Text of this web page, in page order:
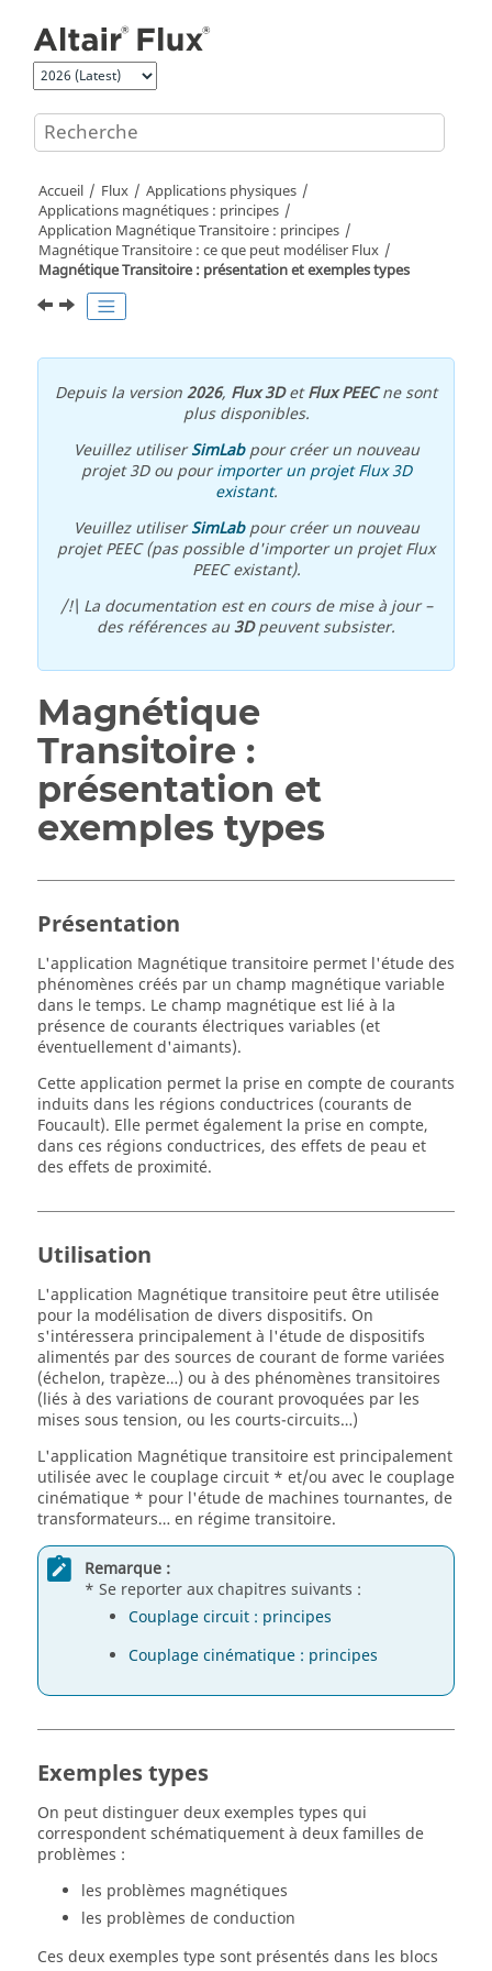
Accueil Flux
Applications physiques
Applications magnétiques : principes
Application Magnétique Transitoire : principes
Magnétique Transitoire : ce que peut modéliser Flux
Magnétique Transitoire : présentation et exemples types
Depuis la version2026, Flux 3DetFlux PEECne sont
plus disponibles.
Veuillez utiliserSimLabpour créer un nouveau
projet 3D ou pourimporter un projet Flux 3D
existant.
Veuillez utiliserSimLabpour créer un nouveau
projet PEEC (pas possible d'importer un projet Flux
PEEC existant).
/!\ La documentation est en cours de mise à jour –
des références au3Dpeuvent subsister.
Magnétique
Transitoire :
présentation et
exemples types
Présentation
L'application Magnétique transitoire permet l'étude des
phénomènes créés par un champ magnétique variable
dans le temps. Le champ magnétique est lié à la
présence de courants électriques variables (et
éventuellement d'aimants).
Cette application permet la prise en compte de courants
induits dans les régions conductrices (courants de
Foucault). Elle permet également la prise en compte,
dans ces régions conductrices, des effets de peau et
des effets de proximité.
Utilisation
L'application Magnétique transitoire peut être utilisée
pour la modélisation de divers dispositifs. On
s'intéressera principalement à l'étude de dispositifs
alimentés par des sources de courant de forme variées
(échelon, trapèze…) ou à des phénomènes transitoires
(liés à des variations de courant provoquées par les
mises sous tension, ou les courts-circuits…)
L'application Magnétique transitoire est principalement
utilisée avec le couplage circuit * et/ou avec le couplage
cinématique * pour l'étude de machines tournantes, de
transformateurs… en régime transitoire.
Remarque :
* Se reporter aux chapitres suivants :
Couplage circuit : principes
Couplage cinématique : principes
Exemples types
On peut distinguer deux exemples types qui
correspondent schématiquement à deux familles de
problèmes :
les problèmes magnétiques
les problèmes de conduction
Ces deux exemples type sont présentés dans les blocs